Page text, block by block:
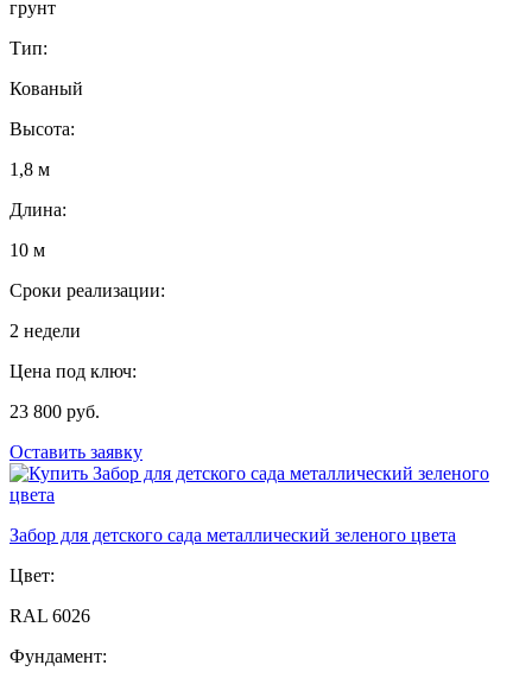
грунт
Тип:
Кованый
Высота:
1,8 м
Длина:
10 м
Сроки реализации:
2 недели
Цена под ключ:
23 800 руб.
Оставить заявку
Забор для детского сада металлический зеленого цвета
Цвет:
RAL 6026
Фундамент: